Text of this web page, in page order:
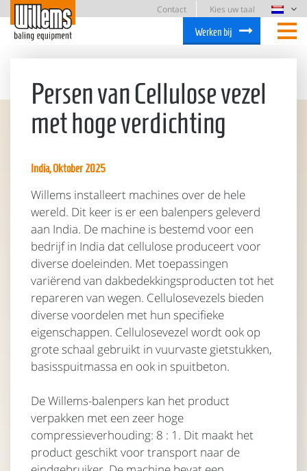
Contact
Kies uw taal
Werken bij
Persen van Cellulose vezel
met hoge verdichting
India, Oktober 2025
Willems installeert machines over de hele
wereld. Dit keer is er een balenpers geleverd
aan India. De machine is bestemd voor een
bedrijf in India dat cellulose produceert voor
diverse doeleinden. Met toepassingen
variërend van dakbedekkingsproducten tot het
repareren van wegen. Cellulosevezels bieden
diverse voordelen met hun specifieke
eigenschappen. Cellulosevezel wordt ook op
grote schaal gebruikt in vuurvaste gietstukken,
basisspuitmassa en ook in spuitbeton.
De Willems-balenpers kan het product
verpakken met een zeer hoge
compressieverhouding: 8 : 1. Dit maakt het
product geschikt voor transport naar de